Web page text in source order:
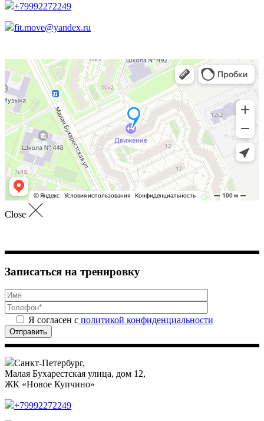
+79992272249
fit.move@yandex.ru
Close
Записаться на тренировку
Я согласен с политикой конфиденциальности
Отправить
Санкт-Петербург,
Малая Бухарестская улица, дом 12,
ЖК «Новое Купчино»
+79992272249